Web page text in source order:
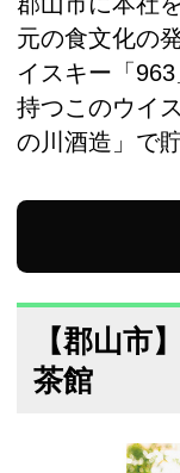
元の食文化の
イスキー「
持つこのウイ
の川酒造」で
【郡山
茶館